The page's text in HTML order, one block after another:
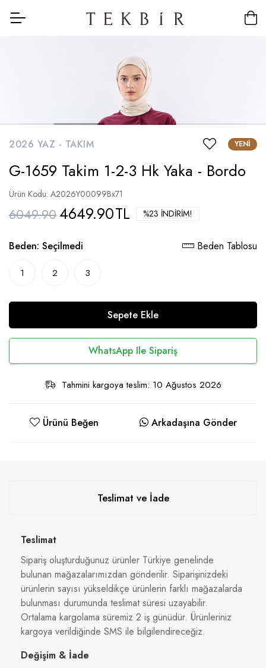
2026 YAZ - TAKIM YENI
G-1659 Takim 1-2-3 Hk Yaka - Bordo
Ürün Kodu: A2026Y00099Bx71
6049.904649.90TL %23 İNDIRIM!
Beden: Seçilmedi Beden Tablosu
1 2 3
Sepete Ekle
WhatsApp Ile Sipariş
Tahmini kargoya teslim: 10 Ağustos 2026
Ürünü Beğen Arkadaşına Gönder
Teslimat ve İade
Teslimat
Sipariş oluşturduğunuz ürünler Türkiye genelinde
bulunan mağazalarımızdan gönderilir. Siparişinizdeki
ürünlerin sayısı yükseldikçe ürünlerin farklı mağazalarda
bulunması durumunda teslimat süresi uzayabilir.
Ortalama kargolama süremiz 2 iş günüdür. Ürünleriniz
kargoya verildiğinde SMS ile bilgilendireceğiz.
Değişim & İade